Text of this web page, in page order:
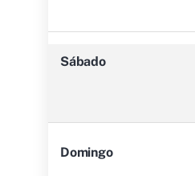
Sábado
Domingo